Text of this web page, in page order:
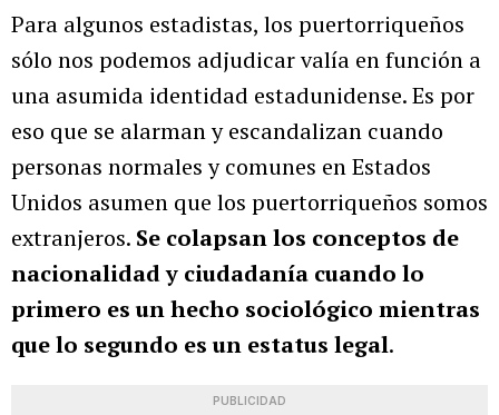
Para algunos estadistas, los puertorriqueños
sólo nos podemos adjudicar valía en función a
una asumida identidad estadunidense. Es por
eso que se alarman y escandalizan cuando
personas normales y comunes en Estados
Unidos asumen que los puertorriqueños somos
extranjeros. Se colapsan los conceptos de
nacionalidad y ciudadanía cuando lo
primero es un hecho sociológico mientras
que lo segundo es un estatus legal.
PUBLICIDAD